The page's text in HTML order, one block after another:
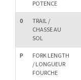
POTENCE
0
TRAIL /
CHASSE AU
SOL
P
FORK LENGTH
/ LONGUEUR
FOURCHE